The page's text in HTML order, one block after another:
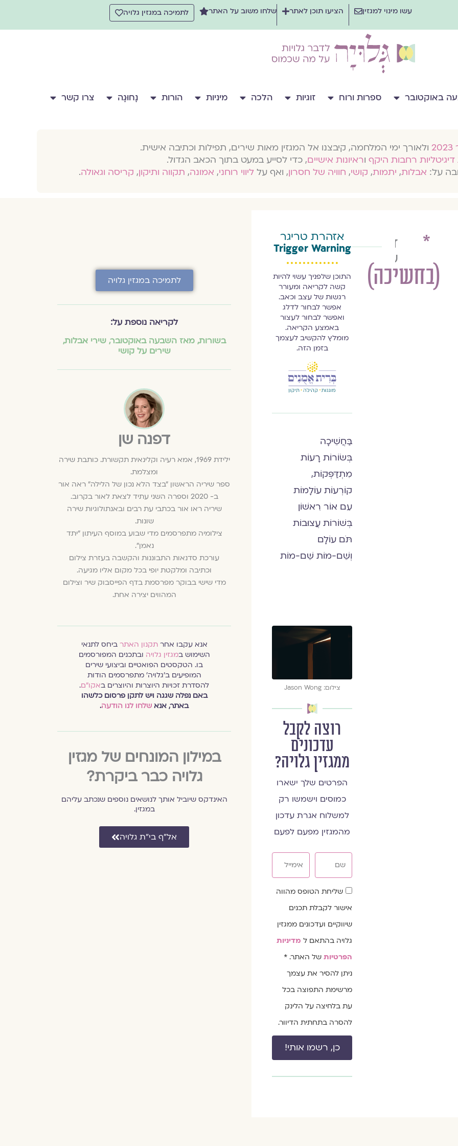
עשו מינוי למגזין הציעו תוכן לאתר שלחו משוב על האתר לתמיכה במגזין גלויה
באוקטובר ספרות ורוח זוגיות הלכה מיניות הורות נָחוּגָה צרו קשר
ולאורך ימי המלחמה, קיבצנו אל המגזין מאות שירים, תפילות וכתיבה אישית.
רחבות היקף וראיונות אישיים, כדי לסייע במעט בתוך הכאב הגדול.
על: אבלות, יתמות, קושי, חוויה של חסרון, ואף על ליווי רוחני, אמונה, תקווה ותיקון, קריסה וגאולה.
*
(בחשיכה)
דפנה
שן
אזהרת טריגר
Trigger Warning
התוכן שלפניך עשוי להיות
קשה לקריאה ומעורר
רגשות של עצב וכאב.
אפשר לבחור לדלג
ואפשר לבחור לעצור
באמצע הקריאה.
מומלץ להקשיב לעצמך
בזמן הזה.
בַּחֲשֵׁיכָה
בְּשׂוֹרוֹת רָעוֹת
מִתְדַּפְּקוֹת,
קוֹרְעוֹת עוֹלָמוֹת
עִם אוֹר רִאשׁוֹן
בְּשׁוֹרוֹת עֲצוּבוֹת
תֹּם עוֹלָם
וְשֵׁם-מוֹת שֵׁם-מוֹת
צילום: Jason Wong
רוצה לקבל
עדכונים
ממגזין גלויה?
הפרטים שלך ישארו
כמוסים וישמשו רק
למשלוח אגרת עדכון
מהמגזין מפעם לפעם
שדהשליחת הטופס מהווה
אישור לקבלת תכנים
שיווקיים ועדכונים ממגזין
גלויה בהתאם למדיניות
הפרטיותשל האתר. *
ניתן להסיר את עצמך
מרשימת התפוצה בכל
עת בלחיצה על הלינק
להסרה בתחתית הדיוור.
כן, רשמו אותי!
לתמיכה במגזין גלויה
לקריאה נוספת על:
בשורות,מאז השבעה באוקטובר,שירי אבלות,
שירים על קושי
דפנה שן
ילידת 1969, אמא רעיה וקלינאית תקשורת. כותבת שירה
ומצלמת.
ספר שיריה הראשון "בצד הלא נכון של הלילה" ראה אור
ב- 2020 וספרה השני עתיד לצאת לאור בקרוב.
שיריה ראו אור בכתבי עת רבים ובאנתולוגיות שירה
שונות.
צילומיה מתפרסמים מדי שבוע במוסף העיתון "יתד
נאמן".
עורכת סדנאות התבוננות והקשבה בעזרת צילום
וכתיבה ומלקטת יופי בכל מקום אליו מגיעה.
מדי שישי בבוקר מפרסמת בדף הפייסבוק שיר וצילום
המהווים יצירה אחת.
אנא עקבו אחרתקנון האתר ביחס לתנאי
השימוש במגזין גלויה ובתכנים המפורסמים
בו. הטקסטים הפואטיים וביצועי שירים
המופיעים ב׳גלויה׳ מתפרסמים הודות
להסדרת זכויות היוצרות והיוצרים באקו״ם.
באם נפלה שגגה ויש לתקן פרסום כלשהו
באתר, אנא שלחו לנו הודעה.
במילון המונחים של מגזין
גלויה כבר ביקרת?
האינדקס שיוביל אותך לנושאים נוספים שנכתב עליהם
במגזין.
אל״ף בי״ת גלויה